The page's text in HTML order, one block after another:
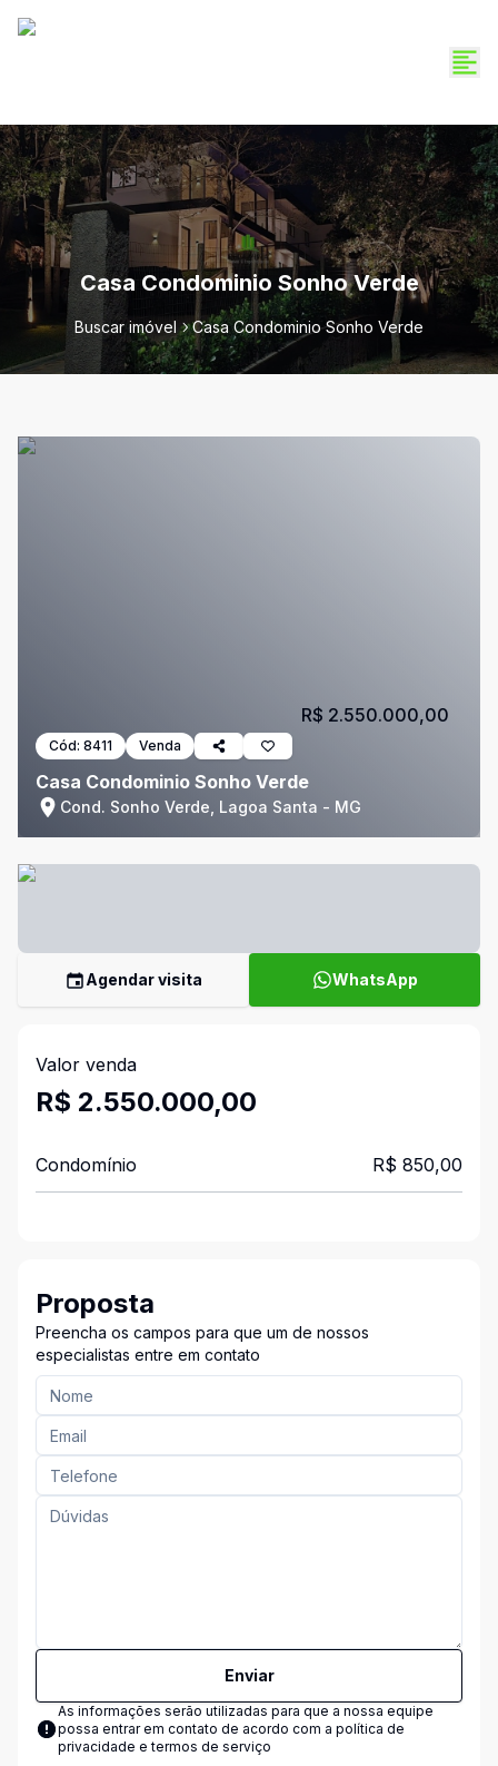
Casa Condominio Sonho Verde
Buscar imóvel Casa Condominio Sonho Verde
Cód: 8411 Venda
Casa Condominio Sonho Verde
Cond. Sonho Verde, Lagoa Santa - MG
R$ 2.550.000,00
Agendar visita WhatsApp
Valor venda
R$ 2.550.000,00
Condomínio R$ 850,00
Proposta
Preencha os campos para que um de nossos
especialistas entre em contato
Enviar
As informações serão utilizadas para que a nossa equipe
possa entrar em contato de acordo com a política de
privacidade e termos de serviço